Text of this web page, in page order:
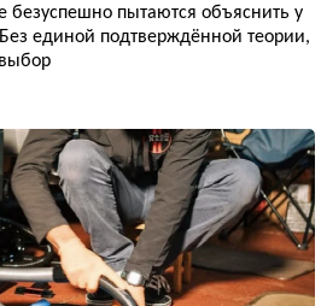
безуспешно пытаются объяснить у
единой подтверждённой теории,